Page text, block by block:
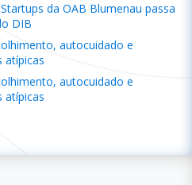
da OAB Blumenau passa
DIB
autocuidado e
atípicas
autocuidado e
atípicas